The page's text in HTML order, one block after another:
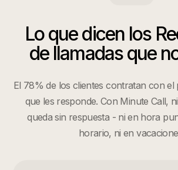
Lo que dicen los
de llamadasque
El 78% de los clientes contratan con
que les responde. Con Minute Call,
queda sin respuesta - ni en hora
horario, ni en